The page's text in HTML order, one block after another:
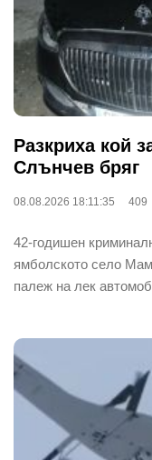
Разкриха кой
Слънчев бряг
08.08.2026 18:11:35 409
42-годишен
ямболското село
палеж на лек